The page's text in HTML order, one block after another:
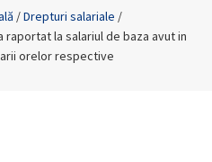
/Drepturi salariale /
la salariul de baza avut in
orelor respective